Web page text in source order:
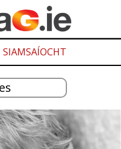
SIAMSAÍOCHT